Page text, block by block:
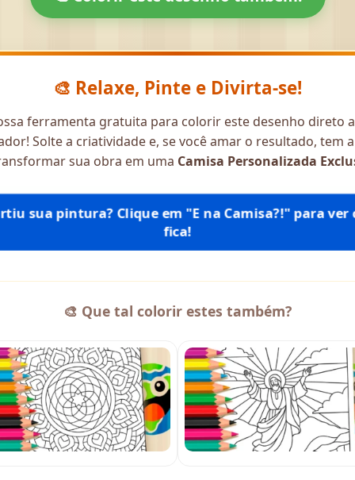
🎨 Relaxe, Pinte e Divirta-se!
ferramenta gratuita para colorir este desenho direto
Solte a criatividade e, se você amar o resultado, tem
sua obra em uma Camisa Personalizada
sua pintura? Clique em "E na Camisa?!" para ver
fica!
🎨 Que tal colorir estes também?